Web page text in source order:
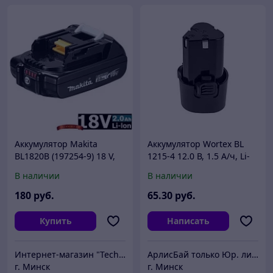
Аккумулятор Makita
BL1820B (197254-9) 18 V,
заряда
В наличии
180 руб.
Купить
Интернет-магазин "Technobit"
г. Минск
Аккумулятор Wortex BL
1215-4 12.0 В, 1.5 А/ч, Li-
В наличии
65.30 руб.
Написать
АрлисБай только Юр. лица и ИП
г. Минск